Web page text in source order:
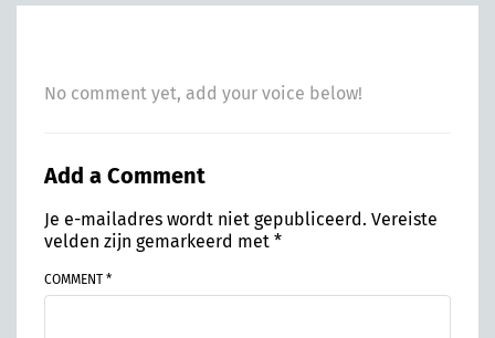
No comment yet, add your voice below!
Add a Comment
Je e-mailadres wordt niet gepubliceerd. Vereiste
velden zijn gemarkeerd met *
COMMENT *